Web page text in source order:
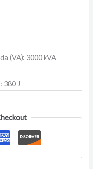
(VA): 3000 kVA
380 J